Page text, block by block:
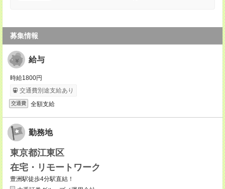
募集情報
給与
時給1800円
交通費別途支給あり
交通費 全額支給
勤務地
東京都江東区
在宅・リモートワーク
豊洲駅徒歩4分駅直結！